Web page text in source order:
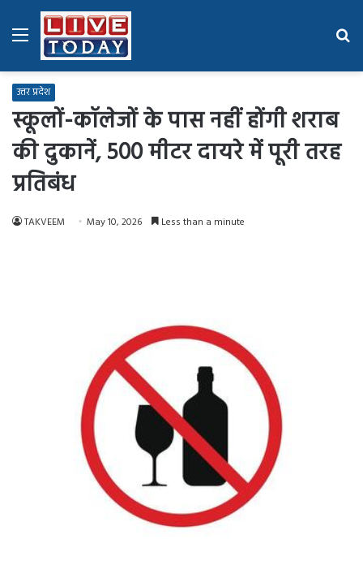
Menu
उत्तर प्रदेश
स्कूलों-कॉलेजों के पास नहीं होंगी शराब
की दुकानें, 500 मीटर दायरे में पूरी तरह
प्रतिबंध
TAKVEEM May 10, 2026 Less than a minute